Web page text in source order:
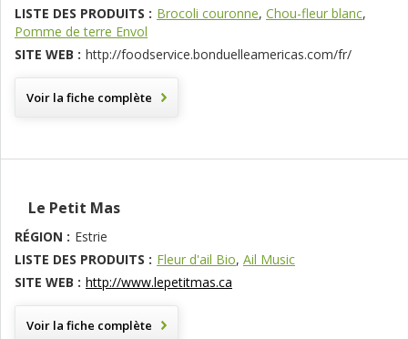
LISTE DES PRODUITS : Brocoli couronne, Chou-fleur blanc,
Pomme de terre Envol
SITE WEB : http://foodservice.bonduelleamericas.com/fr/
Voir la fiche complète
Le Petit Mas
RÉGION : Estrie
LISTE DES PRODUITS : Fleur d'ail Bio, Ail Music
SITE WEB : http://www.lepetitmas.ca
Voir la fiche complète